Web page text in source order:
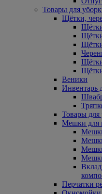
Товары для
Щётки,
Веники
Инвентарь
Товары
Мешки для
Перчатки